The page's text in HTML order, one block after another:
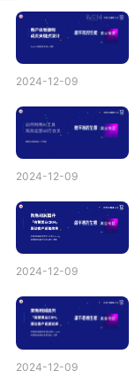
有赞春季发布会
新零售大会
新零售私享会
AllValue
智库
产品更新动态
行业洞察
2024-12-09
2024-12-09
2024-12-09
2024-12-09